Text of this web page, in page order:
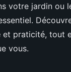
votre jardin ou
praticité, tout
vous.